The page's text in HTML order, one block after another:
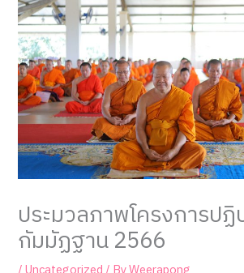
ประมวลภาพโครงการป
กัมมัฏฐาน 2566